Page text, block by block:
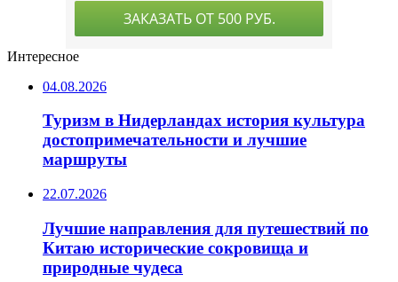
Интересное
04.08.2026
Туризм в Нидерландах история культура
достопримечательности и лучшие
маршруты
22.07.2026
Лучшие направления для путешествий по
Китаю исторические сокровища и
природные чудеса